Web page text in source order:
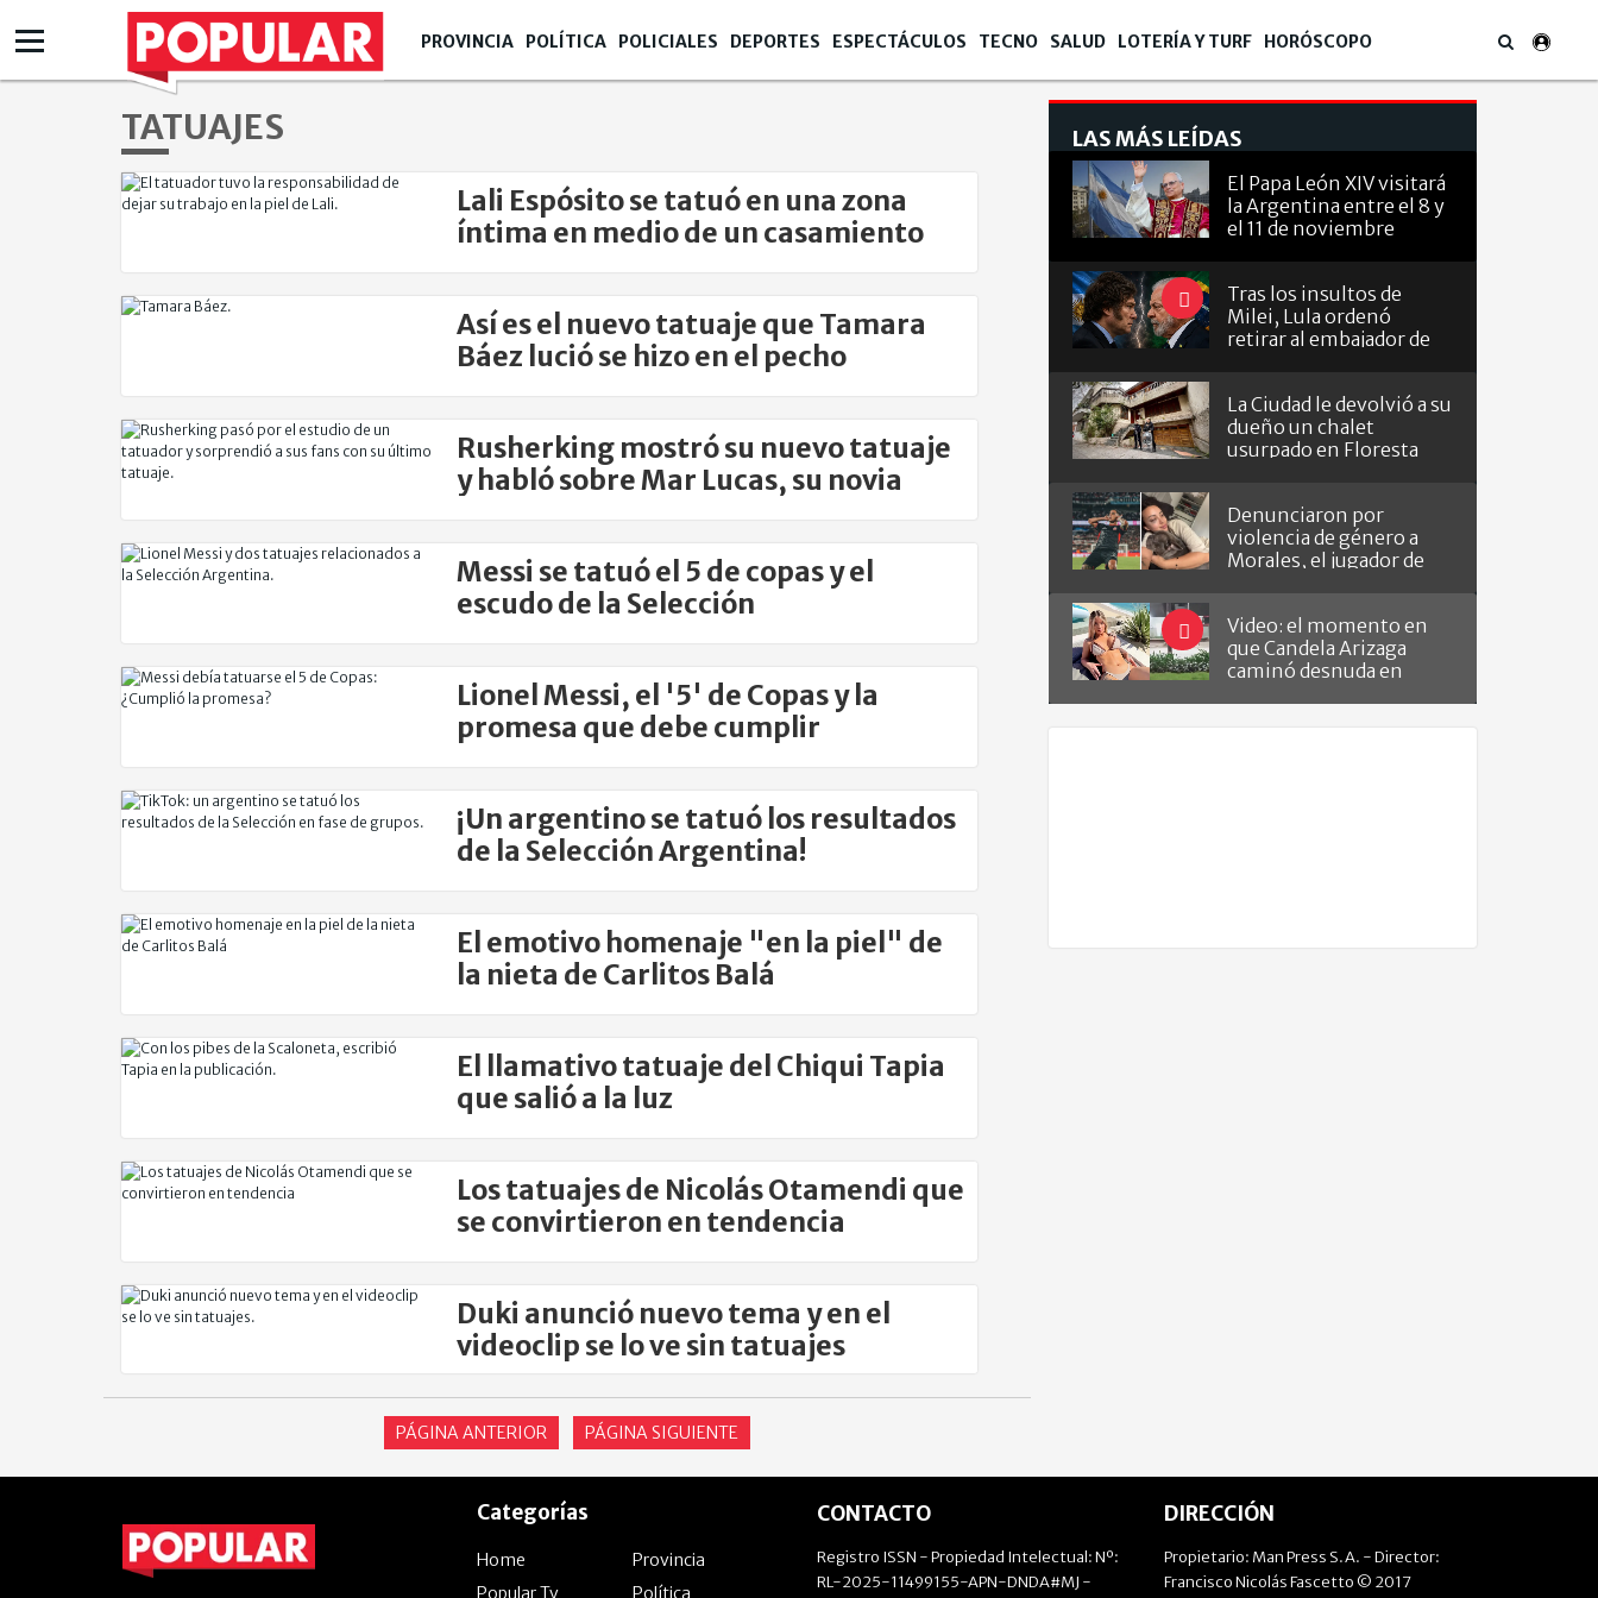
PROVINCIA POLÍTICA POLICIALES DEPORTES ESPECTÁCULOS TECNO SALUD LOTERÍA Y TURF HORÓSCOPO
TATUAJES
Lali Espósito se tatuó en una zona
íntima en medio de un casamiento
Así es el nuevo tatuaje que Tamara
Báez lució se hizo en el pecho
Rusherking mostró su nuevo tatuaje
y habló sobre Mar Lucas, su novia
Messi se tatuó el 5 de copas y el
escudo de la Selección
Lionel Messi, el '5' de Copas y la
promesa que debe cumplir
¡Un argentino se tatuó los resultados
de la Selección Argentina!
El emotivo homenaje "en la piel" de
la nieta de Carlitos Balá
El llamativo tatuaje del Chiqui Tapia
que salió a la luz
Los tatuajes de Nicolás Otamendi que
se convirtieron en tendencia
Duki anunció nuevo tema y en el
videoclip se lo ve sin tatuajes
PÁGINA ANTERIOR PÁGINA SIGUIENTE
LAS MÁS LEÍDAS
El Papa León XIV visitará
la Argentina entre el 8 y
el 11 de noviembre
Tras los insultos de
Milei, Lula ordenó
retirar al embajador de
La Ciudad le devolvió a su
dueño un chalet
usurpado en Floresta
Denunciaron por
violencia de género a
Morales, el jugador de
Video: el momento en
que Candela Arizaga
caminó desnuda en
Categorías
Home
Provincia
Popular Tv
Política
CONTACTO
Registro ISSN - Propiedad Intelectual: Nº:
RL-2025-11499155-APN-DNDA#MJ -
DIRECCIÓN
Propietario: Man Press S.A. - Director:
Francisco Nicolás Fascetto © 2017